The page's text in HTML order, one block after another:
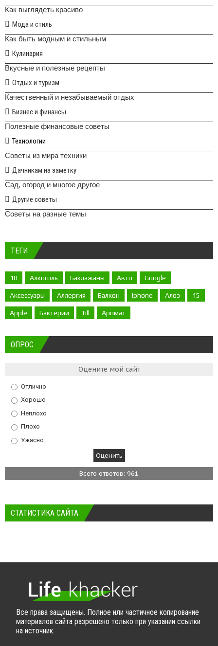
Как выглядеть красиво
Мода и стиль
Как быть модным и стильным
Кулинария
Вкусные и полезные рецепты
Отдых и туризм
Качественный и незабываемый отдых
Бизнес и финансы
Полезные финансовые советы
Технологии
Советы из мира техники
Дачникам на заметку
Сад, огород и многое другое
Другие советы
Советы на разные темы
ТЕГИ
10 Алкоголь Баклажаны Авто Google
Аксессуары Аллергия Балкон Iphone Алоэ 15
Apple Бактерии Till Аромат
ОПРОС
Оцените мой сайт
Отлично
Хорошо
Неплохо
Плохо
Ужасно
Всего ответов: 961
СТАТИСТИКА САЙТА
Все права защищены. Полное или частичное копирование
материалов сайта разрешено только при указании ссылки
на источник.